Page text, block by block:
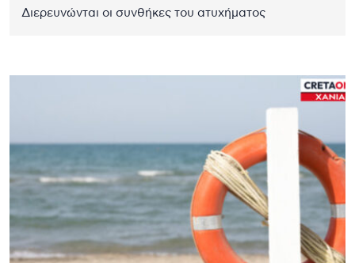
Διερευνώνται οι συνθήκες του ατυχήματος